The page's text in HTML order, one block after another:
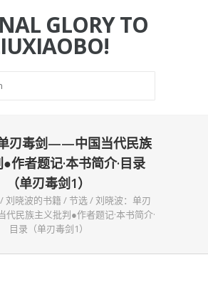
GLORY TO
刃毒剑——中国当代民族
作者题记·本书简介·目录
（单刃毒剑1）
/刘晓波的书籍 /节选/刘晓波：单刃
民族主义批判●作者题记·本书简介·
目录（单刃毒剑1）